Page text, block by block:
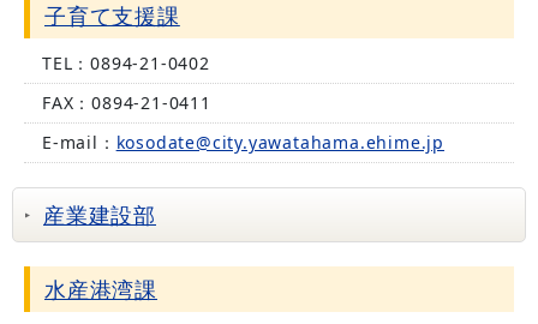
子育て支援課
TEL：0894-21-0402
FAX：0894-21-0411
E-mail： kosodate@city.yawatahama.ehime.jp
産業建設部
水産港湾課